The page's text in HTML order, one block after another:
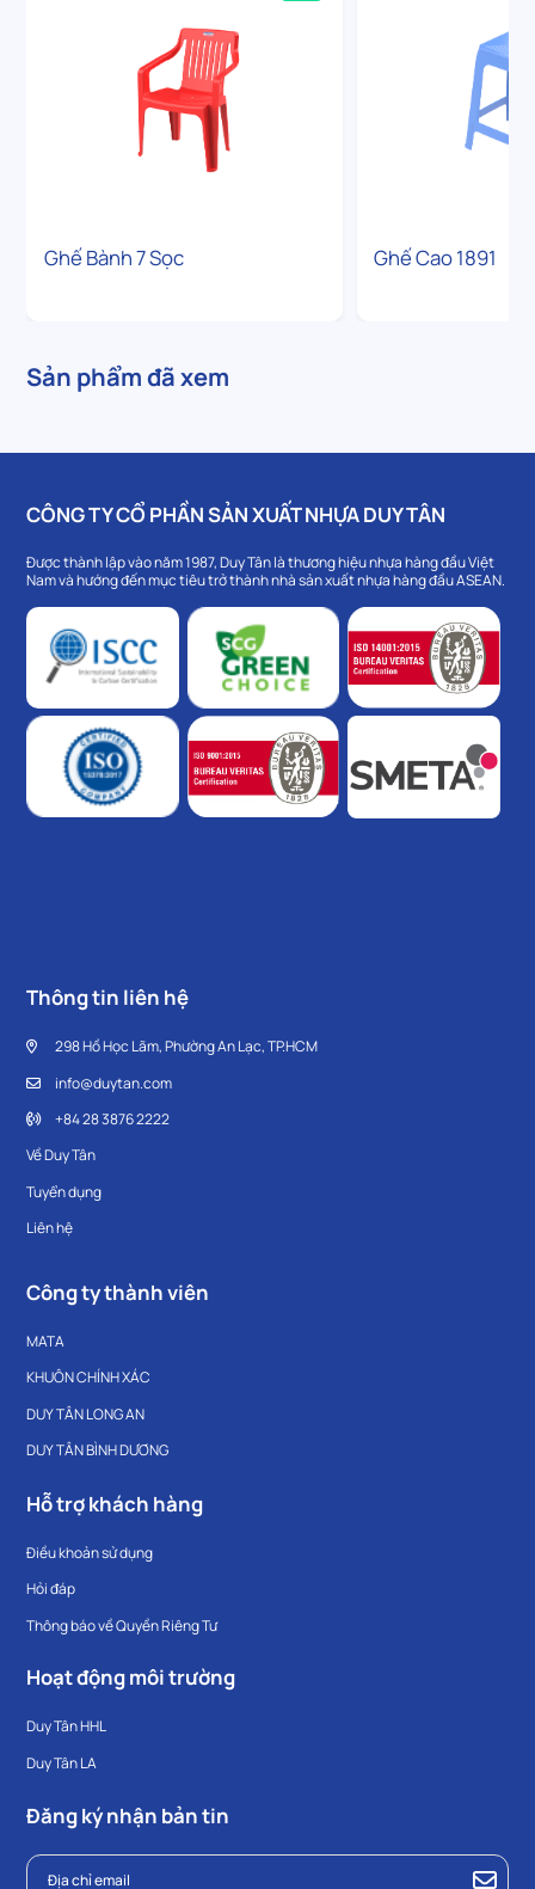
Ghế Bành 7 Sọc Ghế Cao 1891
Sản phẩm đã xem
CÔNG TY CỔ PHẦN SẢN XUẤT NHỰA DUY TÂN
Được thành lập vào năm 1987, Duy Tân là thương hiệu nhựa hàng đầu Việt
Nam và hướng đến mục tiêu trở thành nhà sản xuất nhựa hàng đầu ASEAN.
Thông tin liên hệ
298 Hồ Học Lãm, Phường An Lạc, TP.HCM
info@duytan.com
+84 28 3876 2222
Về Duy Tân
Tuyển dụng
Liên hệ
Công ty thành viên
MATA
KHUÔN CHÍNH XÁC
DUY TÂN LONG AN
DUY TÂN BÌNH DƯƠNG
Hỗ trợ khách hàng
Điều khoản sử dụng
Hỏi đáp
Thông báo về Quyền Riêng Tư
Hoạt động môi trường
Duy Tân HHL
Duy Tân LA
Đăng ký nhận bản tin